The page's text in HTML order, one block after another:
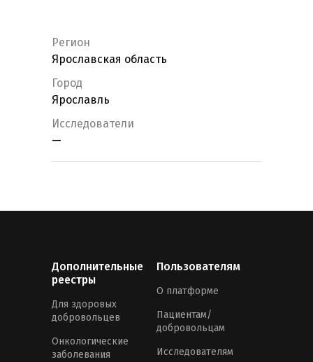
Регион
Ярославская область
Город
Ярославль
Исследователи
—
Дополнительные
реестры
Для здоровых
добровольцев
Онкологические
заболевания
Пользователям
О платформе
Пациентам/
добровольцам
Исследователям